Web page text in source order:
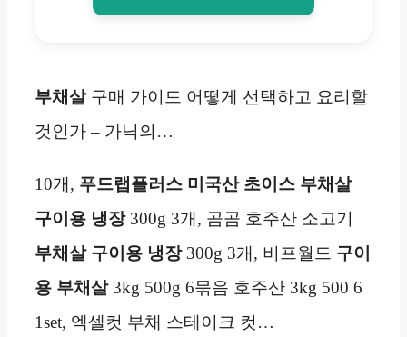
부채살구매 가이드 어떻게 선택하고 요리할
것인가 – 가닉의…
10개, 푸드랩플러스 미국산 초이스 부채살
구이용 냉장300g 3개, 곰곰 호주산 소고기
부채살 구이용 냉장300g 3개, 비프월드 구이
용 부채살3kg 500g 6묶음 호주산 3kg 500 6
1set, 엑셀컷 부채 스테이크 컷…